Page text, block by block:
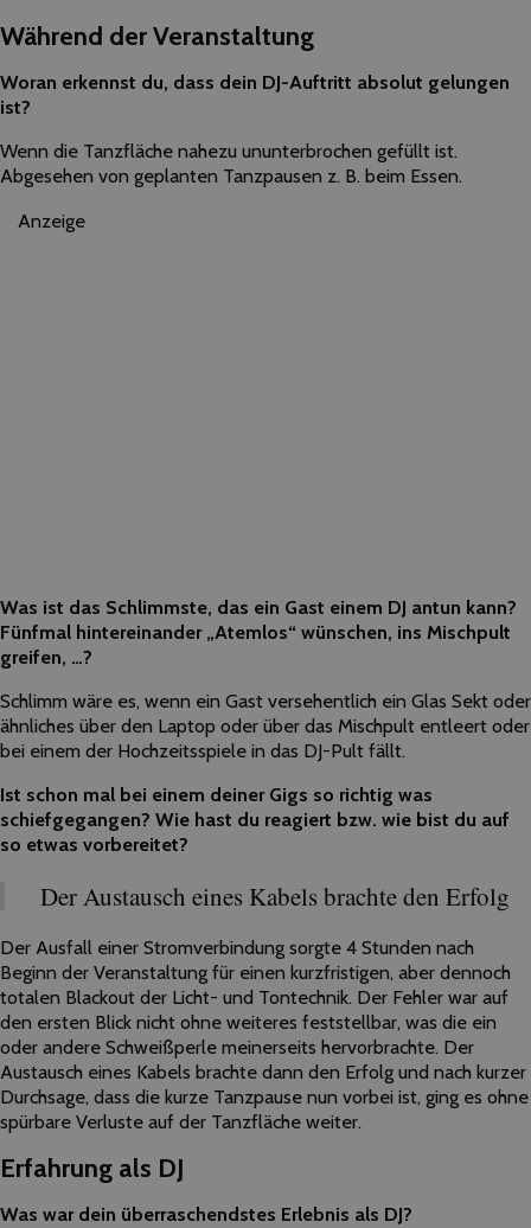
Während der Veranstaltung
Woran erkennst du, dass dein DJ-Auftritt absolut gelungen
ist?
Wenn die Tanzfläche nahezu ununterbrochen gefüllt ist.
Abgesehen von geplanten Tanzpausen z. B. beim Essen.
Anzeige
Was ist das Schlimmste, das ein Gast einem DJ antun kann?
Fünfmal hintereinander „Atemlos“ wünschen, ins Mischpult
greifen, …?
Schlimm wäre es, wenn ein Gast versehentlich ein Glas Sekt oder
ähnliches über den Laptop oder über das Mischpult entleert oder
bei einem der Hochzeitsspiele in das DJ-Pult fällt.
Ist schon mal bei einem deiner Gigs so richtig was
schiefgegangen? Wie hast du reagiert bzw. wie bist du auf
so etwas vorbereitet?
DerAustausch eines Kabels brachte den Erfolg
Der Ausfall einer Stromverbindung sorgte 4 Stunden nach
Beginn der Veranstaltung für einen kurzfristigen, aber dennoch
totalen Blackout der Licht- und Tontechnik. Der Fehler war auf
den ersten Blick nicht ohne weiteres feststellbar, was die ein
oder andere Schweißperle meinerseits hervorbrachte. Der
Austausch eines Kabels brachte dann den Erfolg und nach kurzer
Durchsage, dass die kurze Tanzpause nun vorbei ist, ging es ohne
spürbare Verluste auf der Tanzfläche weiter.
Erfahrung als DJ
Was war dein überraschendstes Erlebnis als DJ?